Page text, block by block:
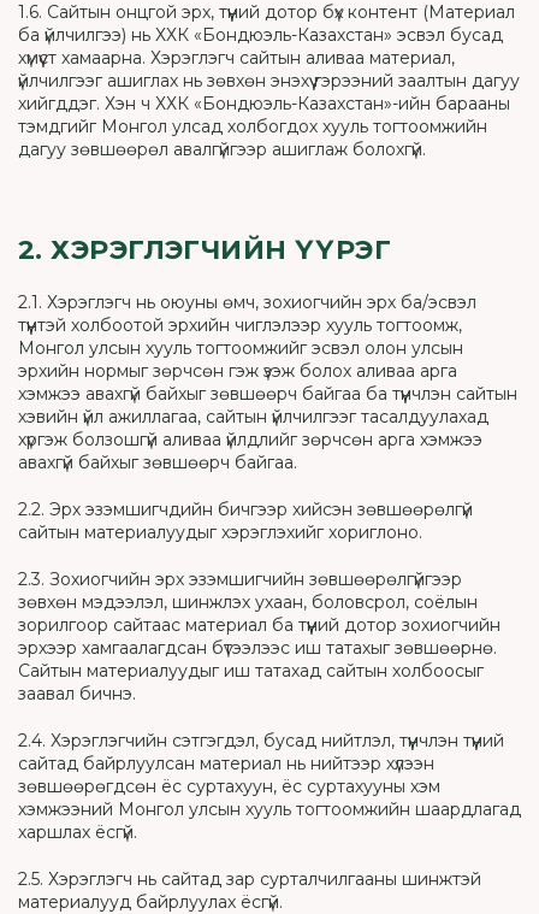
1.6. Сайтын онцгой эрх, түүний дотор бүх контент (Материал
ба үйлчилгээ) нь ХХК «Бондюэль-Казахстан» эсвэл бусад
хүмүүст хамаарна. Хэрэглэгч сайтын аливаа материал,
үйлчилгээг ашиглах нь зөвхөн энэхүү гэрээний заалтын дагуу
хийгддэг. Хэн ч ХХК «Бондюэль-Казахстан»-ийн барааны
тэмдгийг Монгол улсад холбогдох хууль тогтоомжийн
дагуу зөвшөөрөл авалгүйгээр ашиглаж болохгүй.
2. ХЭРЭГЛЭГЧИЙН ҮҮРЭГ
2.1. Хэрэглэгч нь оюуны өмч, зохиогчийн эрх ба/эсвэл
түүнтэй холбоотой эрхийн чиглэлээр хууль тогтоомж,
Монгол улсын хууль тогтоомжийг эсвэл олон улсын
эрхийн нормыг зөрчсөн гэж үзэж болох аливаа арга
хэмжээ авахгүй байхыг зөвшөөрч байгаа ба түүнчлэн сайтын
хэвийн үйл ажиллагаа, сайтын үйлчилгээг тасалдуулахад
хүргэж болзошгүй аливаа үйлдлийг зөрчсөн арга хэмжээ
авахгүй байхыг зөвшөөрч байгаа.
2.2. Эрх эзэмшигчдийн бичгээр хийсэн зөвшөөрөлгүй
сайтын материалуудыг хэрэглэхийг хориглоно.
2.3. Зохиогчийн эрх эзэмшигчийн зөвшөөрөлгүйгээр
зөвхөн мэдээлэл, шинжлэх ухаан, боловсрол, соёлын
зорилгоор сайтаас материал ба түүний дотор зохиогчийн
эрхээр хамгаалагдсан бүтээлээс иш татахыг зөвшөөрнө.
Сайтын материалуудыг иш татахад сайтын холбоосыг
заавал бичнэ.
2.4. Хэрэглэгчийн сэтгэгдэл, бусад нийтлэл, түүнчлэн түүний
сайтад байрлуулсан материал нь нийтээр хүлээн
зөвшөөрөгдсөн ёс суртахуун, ёс суртахууны хэм
хэмжээний Монгол улсын хууль тогтоомжийн шаардлагад
харшлах ёсгүй.
2.5. Хэрэглэгч нь сайтад зар сурталчилгааны шинжтэй
материалууд байрлуулах ёсгүй.